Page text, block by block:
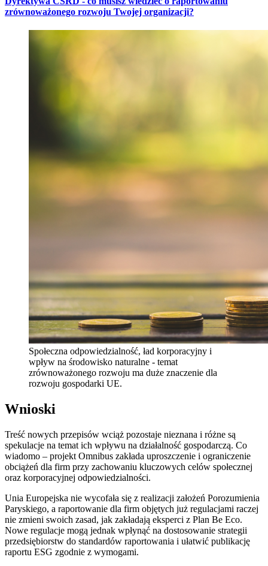
zrównoważonego rozwoju Twojej organizacji?
Społeczna odpowiedzialność, ład korporacyjny i
wpływ na środowisko naturalne - temat
zrównoważonego rozwoju ma duże znaczenie dla
rozwoju gospodarki UE.
Wnioski
Treść nowych przepisów wciąż pozostaje nieznana i różne są
spekulacje na temat ich wpływu na działalność gospodarczą. Co
wiadomo – projekt Omnibus zakłada uproszczenie i ograniczenie
obciążeń dla firm przy zachowaniu kluczowych celów społecznej
oraz korporacyjnej odpowiedzialności.
Unia Europejska nie wycofała się z realizacji założeń Porozumienia
Paryskiego, a raportowanie dla firm objętych już regulacjami raczej
nie zmieni swoich zasad, jak zakładają eksperci z Plan Be Eco.
Nowe regulacje mogą jednak wpłynąć na dostosowanie strategii
przedsiębiorstw do standardów raportowania i ułatwić publikację
raportu ESG zgodnie z wymogami.